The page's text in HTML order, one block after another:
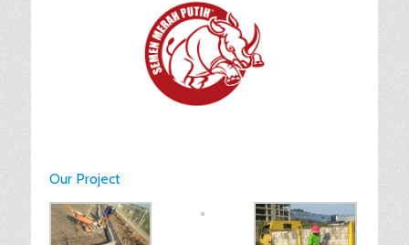
Our Project